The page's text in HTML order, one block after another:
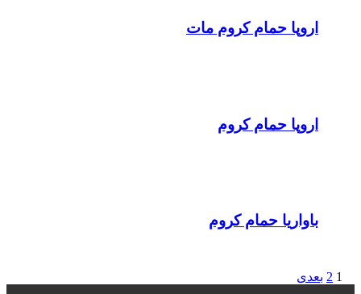
اروپا حمام کروم مات
اروپا حمام کروم
باواریا حمام کروم
1
2 بعدی